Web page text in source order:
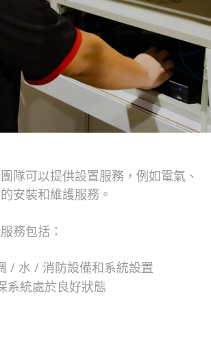
隊可以提供設置服務，例如電氣、
安裝和維護服務。
務包括：
/ 水 / 消防設備和系統設置
系統處於良好狀態